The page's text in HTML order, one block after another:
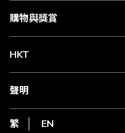
媒體中心
賺取積分
購物與獎賞
物流與配送
Club Shopping 商品領取站
常見問題
HKT
csl.
1010
HKT
聲明
私隱聲明
使用條款
繁 EN